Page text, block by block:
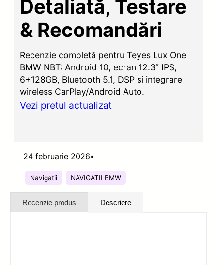
Detaliată, Testare
& Recomandări
Recenzie completă pentru Teyes Lux One
BMW NBT: Android 10, ecran 12.3″ IPS,
6+128GB, Bluetooth 5.1, DSP și integrare
wireless CarPlay/Android Auto.
Vezi pretul actualizat
24 februarie 2026•
Navigatii NAVIGATII BMW
Recenzie produs Descriere